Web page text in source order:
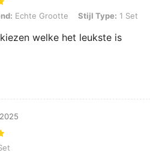
Echte Grootte, Stijl Type: 1 Set
Echte Grootte Stijl Type: 1 Set
welke het leukste is